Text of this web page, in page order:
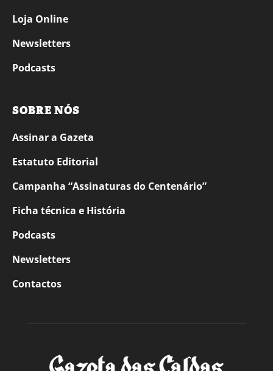
Loja Online
Newsletters
Podcasts
SOBRE NÓS
Assinar a Gazeta
Estatuto Editorial
Campanha “Assinaturas do Centenário”
Ficha técnica e História
Podcasts
Newsletters
Contactos